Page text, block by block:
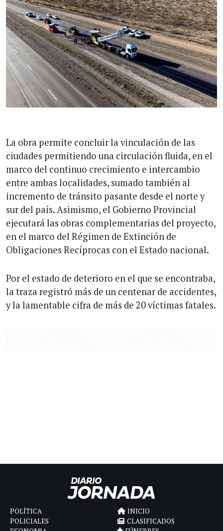
La obra permite concluir la vinculación de las
ciudades permitiendo una circulación fluida, en el
marco del continuo crecimiento e intercambio
entre ambas localidades, sumado también al
incremento de tránsito pasante desde el norte y
sur del país. Asimismo, el Gobierno Provincial
ejecutará las obras complementarias del proyecto,
en el marco del Régimen de Extinción de
Obligaciones Recíprocas con el Estado nacional.
Por el estado de deterioro en el que se encontraba,
la traza registró más de un centenar de accidentes,
y la lamentable cifra de más de 20 víctimas fatales.
POLÍTICA
POLICIALES
INICIO
CLASIFICADOS